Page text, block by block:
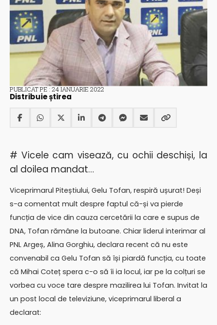
PUBLICAT PE : 24 IANUARIE 2022
Distribuie știrea
# Vicele cam visează, cu ochii deschiși, la
al doilea mandat…
Viceprimarul Piteștiului, Gelu Tofan, respiră ușurat! Deși
s-a comentat mult despre faptul că-și va pierde
funcția de vice din cauza cercetării la care e supus de
DNA, Tofan rămâne la butoane. Chiar liderul interimar al
PNL Argeș, Alina Gorghiu, declara recent că nu este
convenabil ca Gelu Tofan să își piardă funcția, cu toate
că Mihai Coteț spera c-o să îi ia locul, iar pe la colțuri se
vorbea cu voce tare despre mazilirea lui Tofan. Invitat la
un post local de televiziune, viceprimarul liberal a
declarat: